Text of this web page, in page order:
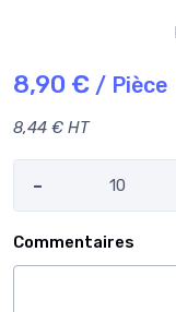
8,90 € / Pièce
8,44 € HT
-
Commentaires